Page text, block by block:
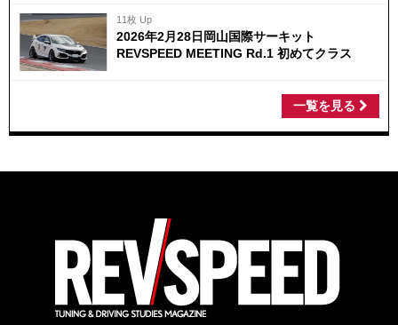
11枚 Up
2026年2月28日岡山国際サーキット
REVSPEED MEETING Rd.1 初めてクラス
一覧を見る